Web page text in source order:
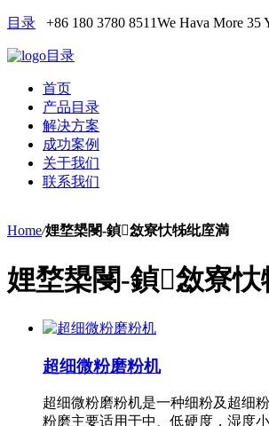
目录 +86 180 3780 8511We Hava More 35
目录
首页
产品目录
解决方案
成功案例
关于我们
联系我们
Home/娌堥槼閿-鍞敜寮忕牬纰庢満
娌堥槼閿-鍞敜寮
超细微粉磨粉机
超细微粉磨粉机是一种细粉及超细
粉磨主要适用于中、低硬度，湿度